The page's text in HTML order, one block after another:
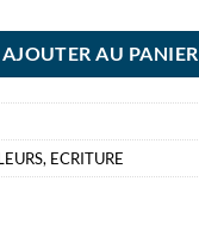
AJOUTER AU PANIER
, ECRITURE